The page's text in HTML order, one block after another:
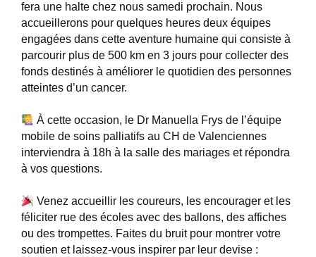
fera une halte chez nous samedi prochain. Nous
accueillerons pour quelques heures deux équipes
engagées dans cette aventure humaine qui consiste à
parcourir plus de 500 km en 3 jours pour collecter des
fonds destinés à améliorer le quotidien des personnes
atteintes d’un cancer.
À cette occasion, le Dr Manuella Frys de l’équipe
mobile de soins palliatifs au CH de Valenciennes
interviendra à 18h à la salle des mariages et répondra
à vos questions.
Venez accueillir les coureurs, les encourager et les
féliciter rue des écoles avec des ballons, des affiches
ou des trompettes. Faites du bruit pour montrer votre
soutien et laissez-vous inspirer par leur devise :